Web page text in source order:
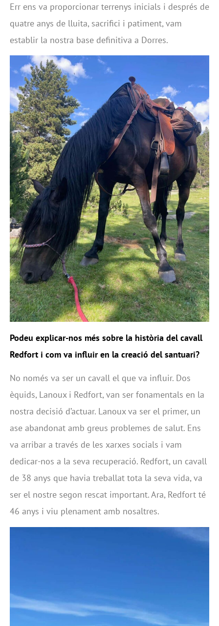
Err ens va proporcionar terrenys inicials i després de
quatre anys de lluita, sacrifici i patiment, vam
establir la nostra base definitiva a Dorres.
Podeu explicar-nos més sobre la història del cavall
Redfort i com va influir en la creació del santuari?
No només va ser un cavall el que va influir. Dos
èquids, Lanoux i Redfort, van ser fonamentals en la
nostra decisió d’actuar. Lanoux va ser el primer, un
ase abandonat amb greus problemes de salut. Ens
va arribar a través de les xarxes socials i vam
dedicar-nos a la seva recuperació. Redfort, un cavall
de 38 anys que havia treballat tota la seva vida, va
ser el nostre segon rescat important. Ara, Redfort té
46 anys i viu plenament amb nosaltres.